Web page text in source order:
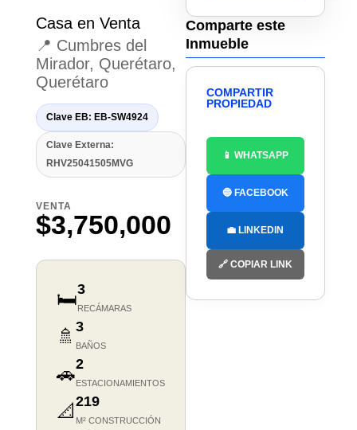
Casa en Venta
📍 Cumbres del
Mirador, Querétaro,
Querétaro
Clave EB: EB-SW4924
Clave Externa:
RHV25041505MVG
VENTA
$3,750,000
🛏️3
RECÁMARAS
🚿 3
BAÑOS
🚗2
ESTACIONAMIENTOS
📐 219
M² CONSTRUCCIÓN
Comparte este
Inmueble
COMPARTIR
PROPIEDAD
📱 WHATSAPP
🔵 FACEBOOK
💼 LINKEDIN
🔗 COPIAR LINK